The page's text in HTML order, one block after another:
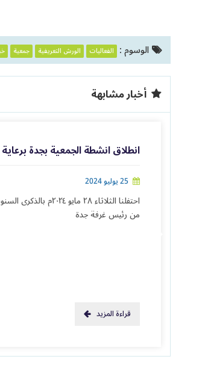
الوسوم : الفعاليات الورش التعريفية جمعية
أخبار مشابهة
انطلاق انشطة الجمعية بجدة
25 يوليو 2024
احتفلنا الثلاثاء ٢٨
من رئيس غرفة جدة
قراءة المزيد